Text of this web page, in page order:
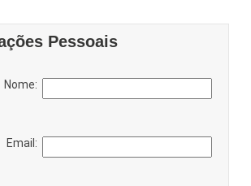
Pessoais
Nome:
Email: